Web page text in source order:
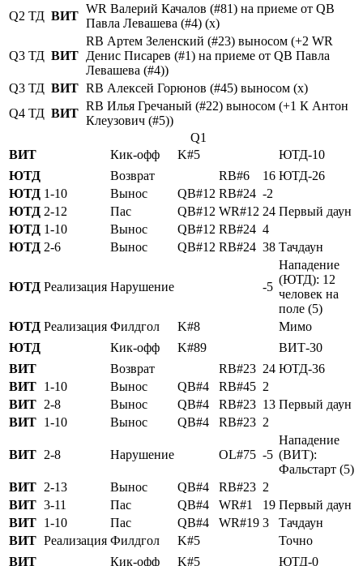
Q2 ТД ВИТ
WR Валерий Качалов (#81) на приеме от QB
Павла Левашева (#4) (x)
Q3 ТД ВИТ
RB Артем Зеленский (#23) выносом (+2 WR
Денис Писарев (#1) на приеме от QB Павла
Левашева (#4))
Q3 ТД ВИТ RB Алексей Горюнов (#45) выносом (x)
Q4 ТД ВИТ
RB Илья Гречаный (#22) выносом (+1 К Антон
Клеузович (#5))
Q1
ВИТ
Кик-офф K#5
ЮТД-10
ЮТД
Возврат RB#6 16 ЮТД-26
ЮТД 1-10 Вынос QB#12 RB#24 -2
ЮТД 2-12 Пас QB#12 WR#12 24 Первый даун
ЮТД 1-10 Вынос QB#12 RB#24 4
ЮТД 2-6 Вынос QB#12 RB#24 38 Тачдаун
ЮТД Реализация Нарушение -5
Нападение
(ЮТД): 12
человек на
поле (5)
ЮТД Реализация Филдгол K#8
Мимо
ЮТД
Кик-офф K#89
ВИТ-30
ВИТ
Возврат RB#23 24 ЮТД-36
ВИТ 1-10 Вынос QB#4 RB#45 2
ВИТ 2-8 Вынос QB#4 RB#23 13 Первый даун
ВИТ 1-10 Вынос QB#4 RB#23 2
ВИТ 2-8 Нарушение OL#75 -5
Нападение
(ВИТ):
Фальстарт (5)
ВИТ 2-13 Вынос QB#4 RB#23 2
ВИТ 3-11 Пас QB#4 WR#1 19 Первый даун
ВИТ 1-10 Пас QB#4 WR#19 3
Тачдаун
ВИТ Реализация Филдгол K#5
Точно
ВИТ
Кик-офф K#5
ЮТД-0